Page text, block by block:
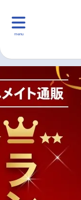
menu
マンガ・ラノベ